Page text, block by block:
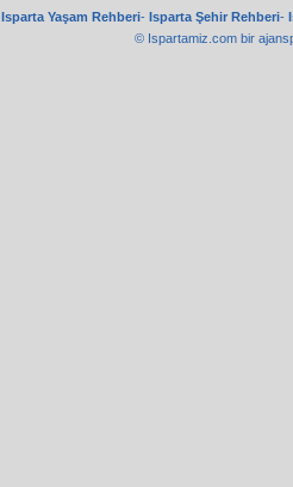
Isparta Yaşam Rehberi- Isparta Şehir Rehberi-
© Ispartamiz.com bir